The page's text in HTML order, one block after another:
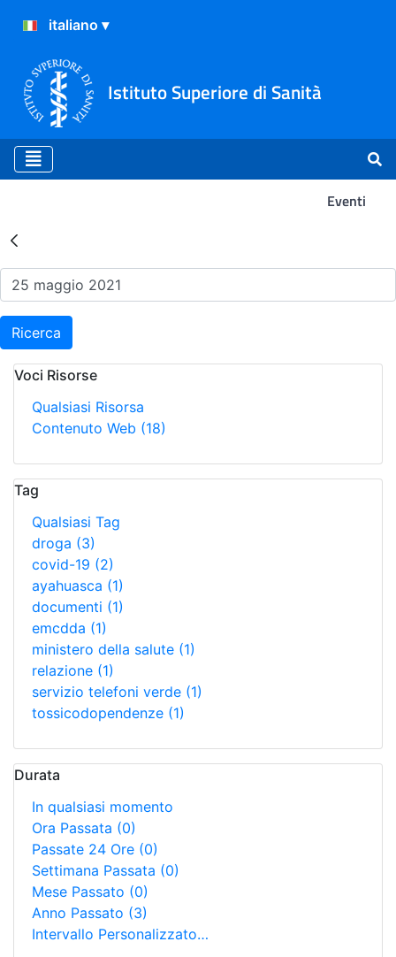
Istituto Superiore di Sanità
Eventi
Risultati della Ricerca -
Ricerca
Voci Risorse
Qualsiasi Risorsa
Contenuto Web (18)
Tag
Qualsiasi Tag
droga (3)
covid-19 (2)
ayahuasca (1)
documenti (1)
emcdda (1)
ministero della salute (1)
relazione (1)
servizio telefoni verde (1)
tossicodopendenze (1)
Durata
In qualsiasi momento
Ora Passata (0)
Passate 24 Ore (0)
Settimana Passata (0)
Mese Passato (0)
Anno Passato (3)
Intervallo Personalizzato…